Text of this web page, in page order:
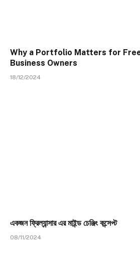
Why a Portfolio Matters for
Business Owners
18/12/2024
একজন ফ্রিল্যান্সার এর মাইন্ড চেঞ্জিং কন্সেপ্ট
08/11/2024